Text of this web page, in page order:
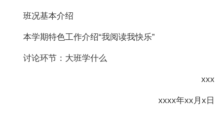
班况基本介绍
本学期特色工作介绍“我阅读我快乐”
讨论环节：大班学什么
xxx
xxxx年xx月x日